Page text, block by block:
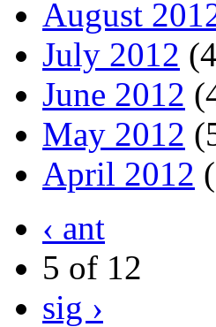
August
July 2012
June 2012
May 2012
April 2012
‹ ant
5 of 12
sig ›